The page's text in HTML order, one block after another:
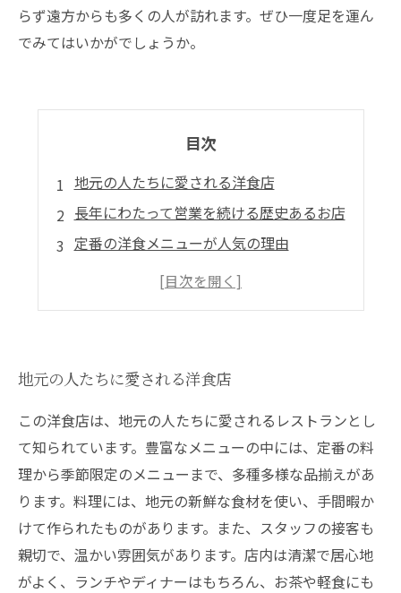
らず遠方からも多くの人が訪れます。ぜひ一度足を運ん
でみてはいかがでしょうか。
目次
地元の人たちに愛される洋食店
長年にわたって営業を続ける歴史あるお店
定番の洋食メニューが人気の理由
オーナーの人柄が魅力のひとつ
地元の人たちに愛される洋食店
この洋食店は、地元の人たちに愛されるレストランとし
て知られています。豊富なメニューの中には、定番の料
理から季節限定のメニューまで、多種多様な品揃えがあ
ります。料理には、地元の新鮮な食材を使い、手間暇か
けて作られたものがあります。また、スタッフの接客も
親切で、温かい雰囲気があります。店内は清潔で居心地
がよく、ランチやディナーはもちろん、お茶や軽食にも